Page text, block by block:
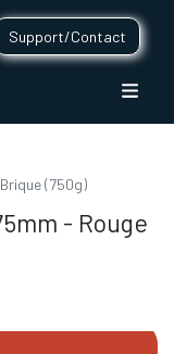
Support/Contact
(750g)
- Rouge